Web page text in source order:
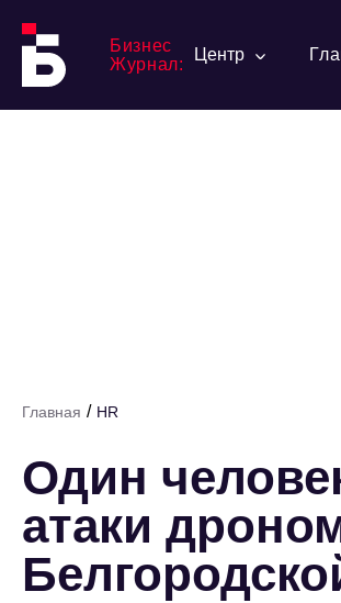
Бизнес
Журнал:
Центр
Главная / HR
Один
атаки